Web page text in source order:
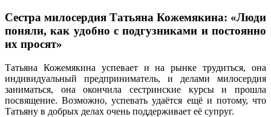
Сестра милосердия Татьяна Кожемякина: «Люди
поняли, как удобно с подгузниками и постоянно
их просят»
Татьяна Кожемякина успевает и на рынке трудиться, она
индивидуальный предприниматель, и делами милосердия
заниматься, она окончила сестринские курсы и прошла
посвящение. Возможно, успевать удаётся ещё и потому, что
Татьяну в добрых делах очень поддерживает её супруг.